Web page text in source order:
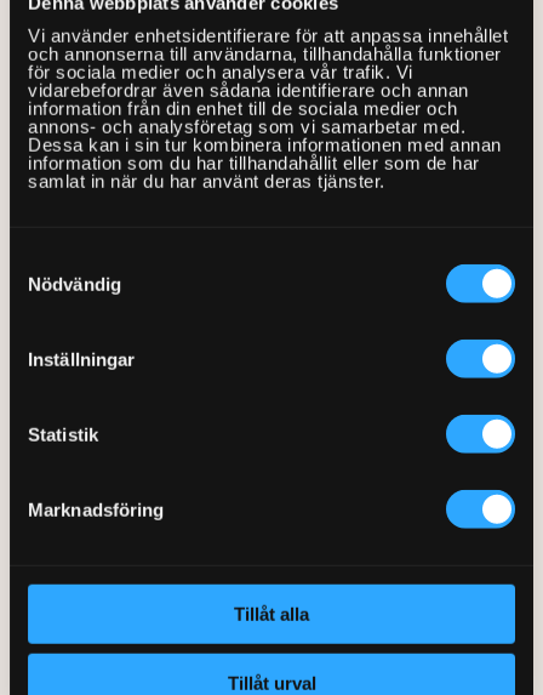
Vi använder enhetsidentifierare för att anpassa innehållet
och annonserna till användarna, tillhandahålla funktioner
för sociala medier och analysera vår trafik. Vi
vidarebefordrar även sådana identifierare och annan
information från din enhet till de sociala medier och
annons- och analysföretag som vi samarbetar med.
Dessa kan i sin tur kombinera informationen med annan
information som du har tillhandahållit eller som de har
samlat in när du har använt deras tjänster.
Nödvändig
Inställningar
Statistik
Marknadsföring
Tillåt alla
Tillåt urval
4.Högerklickasedan på filerna och välj menyalternativet
Återställ.
5. Voila – dina filer är återställda.
Hittar du däremot inte dina filer i papperskorgen kan du
fortsätta till nästa steg.
använd särskild mjukvara
Idag finns det programvaror som löser det mesta. Har det
använt vår tjänst tidigare, rekommenderar vi dig att
använda ett program som heter Recuva för filåterställningen.
är det gratis och lätt att använda. För att komma igång och
1. Navigera till Recuvas webbplats.